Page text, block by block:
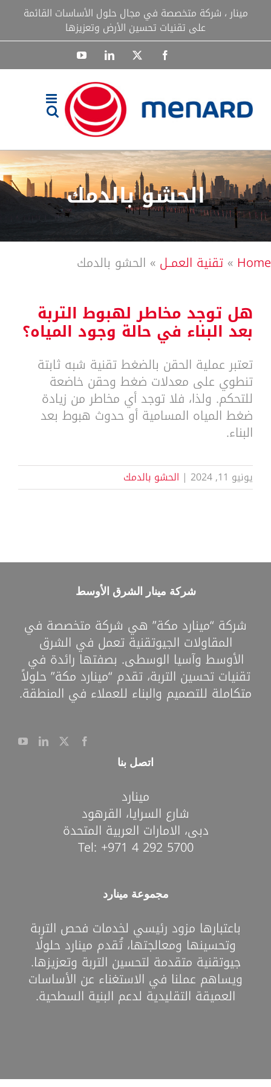
content
مينار ، شركة متخصصة في مجال حلول الأساسات القائمة
على تقنيات تحسين الأرض وتعزيزها
Facebook
X
LinkedIn
YouTube
الحشو بالدمك
Home
» تقنية العمــل » الحشو بالدمك
هل توجد مخاطر لهبوط التربة
بعد البناء في حالة وجود المياه؟
تعتبر عملية الحقن بالضغط تقنية شبه ثابتة
تنطوي على معدلات ضغط وحقن خاضعة
للتحكم. ولذا، فلا توجد أي مخاطر من زيادة
ضغط المياه المسامية أو حدوث هبوط بعد
البناء.
يونيو 11, 2024 | الحشو بالدمك
شركة مينار الشرق الأوسط
شركة “مينارد مكة” هي شركة متخصصة في
المقاولات الجيوتقنية تعمل في الشرق
الأوسط وآسيا الوسطى. بصفتها رائدة في
تقنيات تحسين التربة، تقدم “مينارد مكة” حلولاً
متكاملة للتصميم والبناء للعملاء في المنطقة.
اتصل بنا
مينارد
شارع السرايا، القرهود
دبى، الامارات العربية المتحدة
Tel: +971 4 292 5700
مجموعة مينارد
باعتبارها مزود رئيسي لخدمات فحص التربة
وتحسينها ومعالجتها، تُقدم مينارد حلولًا
جيوتقنية متقدمة لتحسين التربة وتعزيزها.
ويساهم عملنا في الاستغناء عن الأساسات
العميقة التقليدية لدعم البنية السطحية.